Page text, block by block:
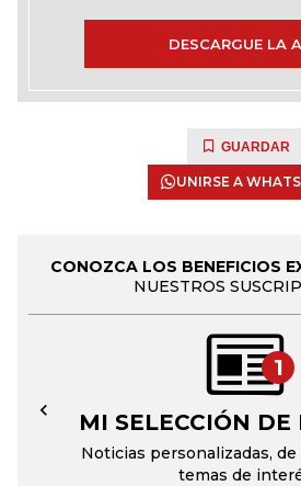
DESCARGUE LA
GUARDAR
UNIRSE A
CONOZCA LOS BENEFICIOS
NUESTROS
1
MI SELECCIÓN DE
Noticias personalizadas, de
temas de
←